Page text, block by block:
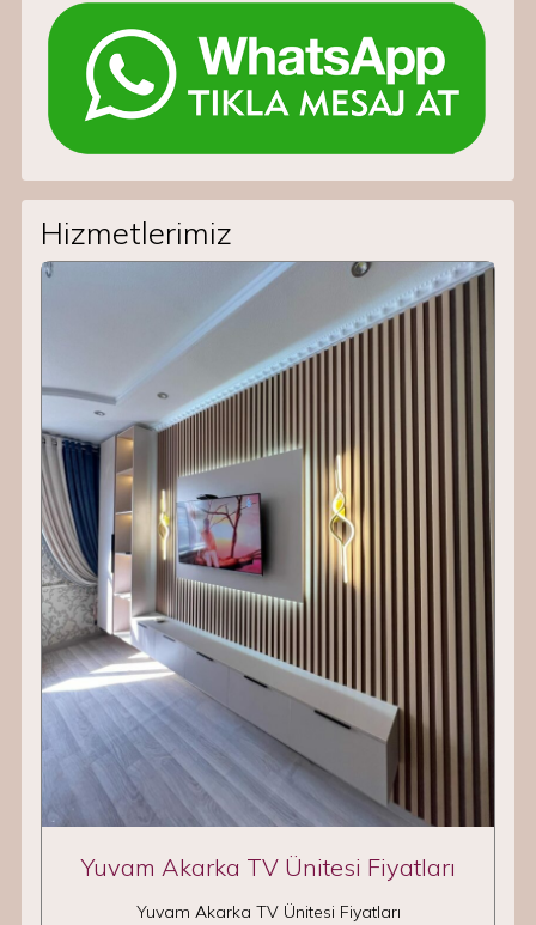
Hizmetlerimiz
Yuvam Akarka TV Ünitesi Fiyatları
Yuvam Akarka TV Ünitesi Fiyatları